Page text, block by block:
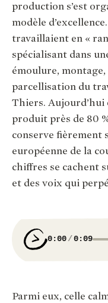
production s’est
modèle
travaillaient en «
spécialisant dans
émoulure,
parcellisation du
Thiers. Aujourd’hui
produit près de 80
conserve fièrement
européenne de la
chiffres se cachent
et des voix qui
0:00 0:09
Parmi eux, celle